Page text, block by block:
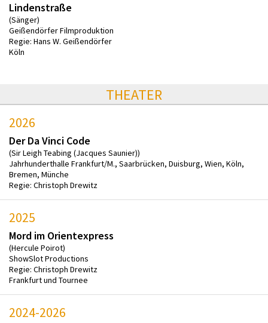
Lindenstraße
(Sänger)
Geißendörfer Filmproduktion
Regie: Hans W. Geißendörfer
Köln
THEATER
2026
Der Da Vinci Code
(Sir Leigh Teabing (Jacques Saunier))
Jahrhunderthalle Frankfurt/M., Saarbrücken, Duisburg, Wien, Köln,
Bremen, Münche
Regie: Christoph Drewitz
2025
Mord im Orientexpress
(Hercule Poirot)
ShowSlot Productions
Regie: Christoph Drewitz
Frankfurt und Tournee
2024-2026